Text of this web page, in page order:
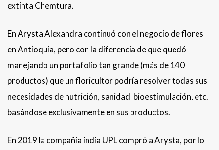
extinta Chemtura.
En Arysta Alexandra continuó con el negocio de flores
en Antioquia, pero con la diferencia de que quedó
manejando un portafolio tan grande (más de 140
productos) que un floricultor podría resolver todas sus
necesidades de nutrición, sanidad, bioestimulación, etc.
basándose exclusivamente en sus productos.
En 2019 la compañía india UPL compró a Arysta, por lo